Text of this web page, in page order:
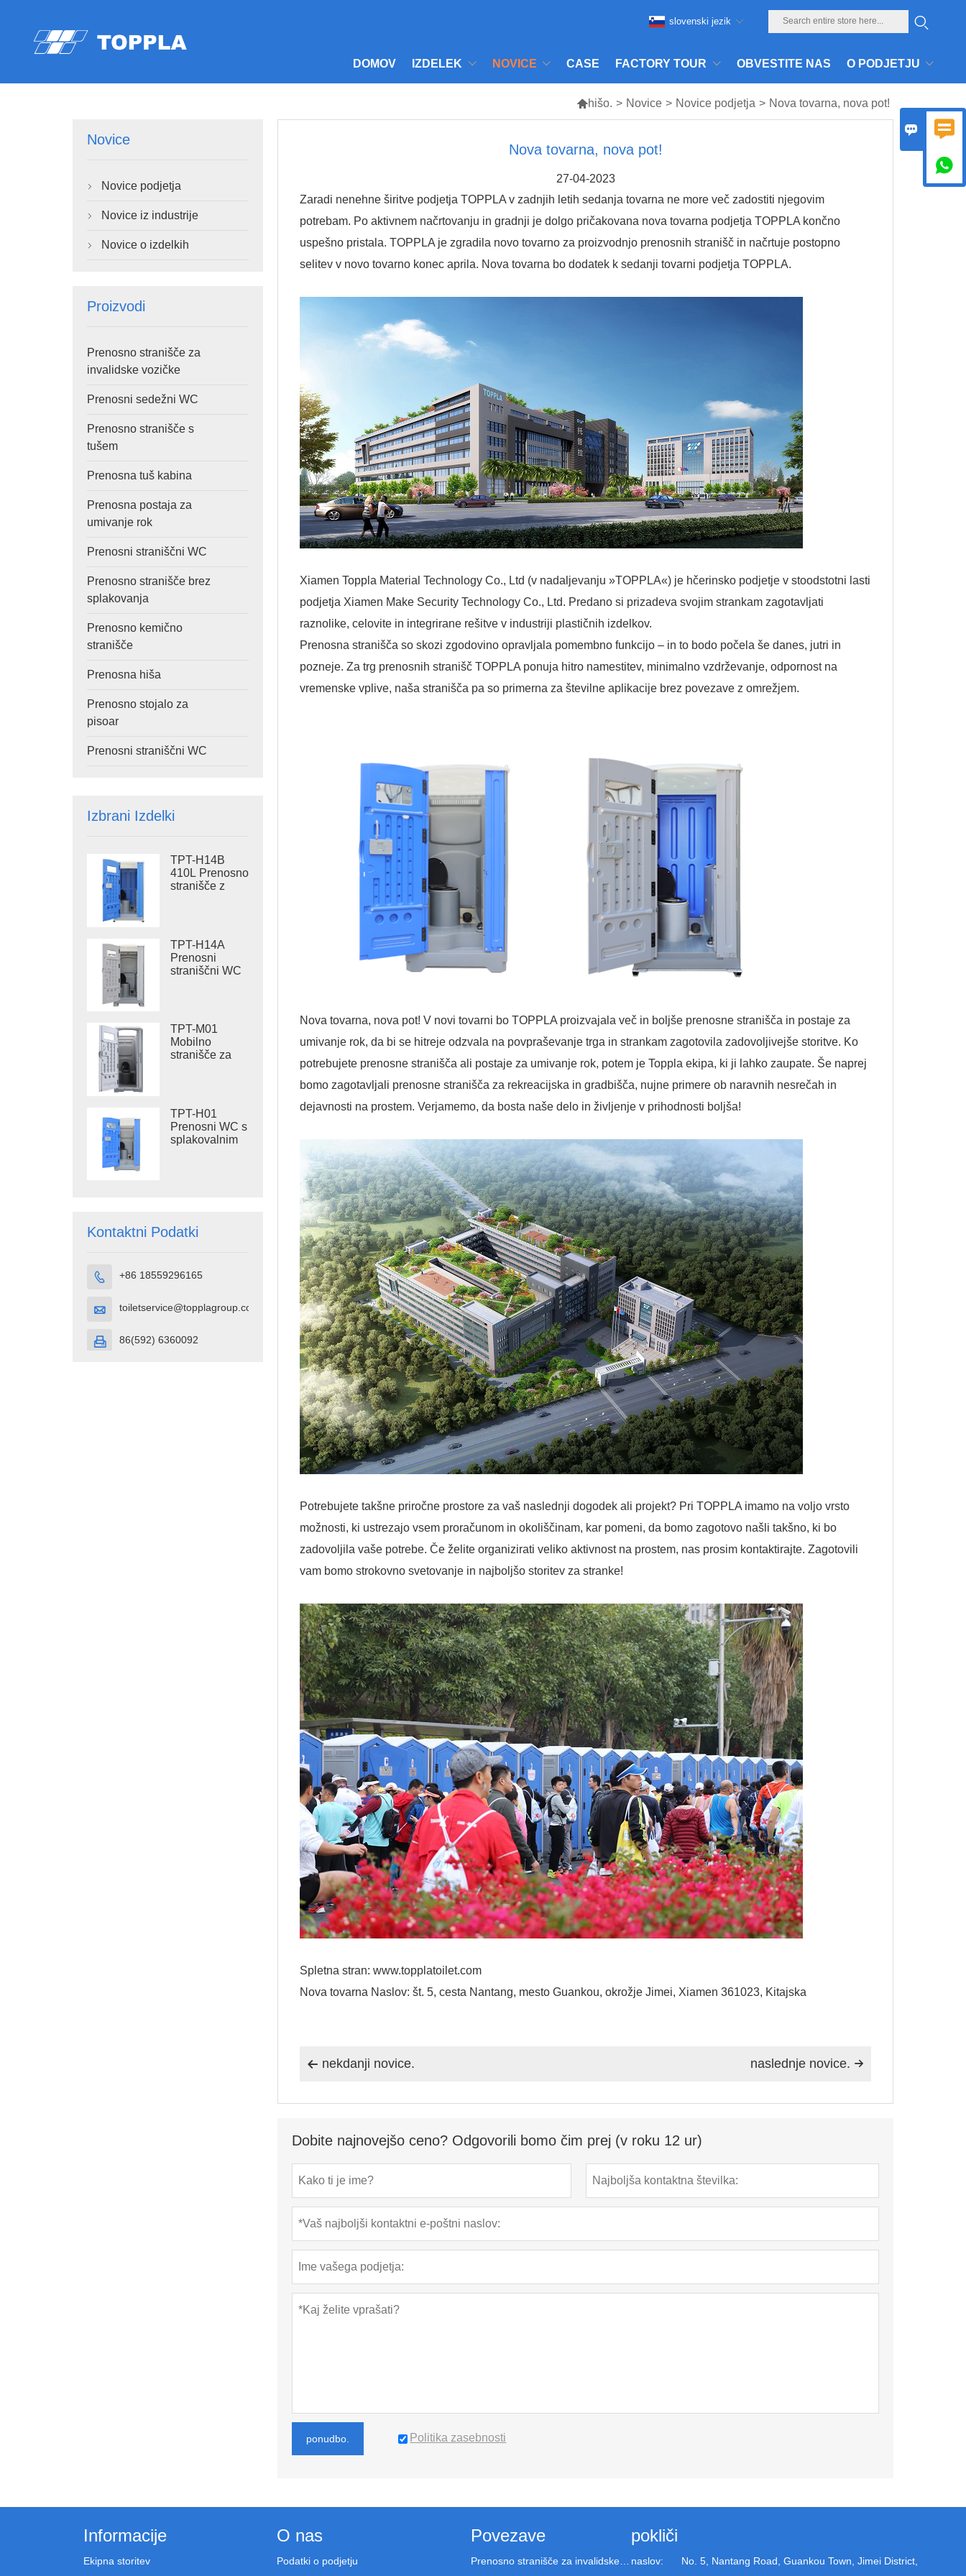
DOMOV IZDELEK NOVICE CASE FACTORY TOUR OBVESTITE NAS O PODJETJU
slovenski jezik
hišo. > Novice > Novice podjetja > Nova tovarna, nova pot!
Novice
 Novice podjetja
 Novice iz industrije
 Novice o izdelkih
Proizvodi
Prenosno stranišče za
invalidske vozičke
Prenosni sedežni WC
Prenosno stranišče s
tušem
Prenosna tuš kabina
Prenosna postaja za
umivanje rok
Prenosni straniščni WC
Prenosno stranišče brez
splakovanja
Prenosno kemično
stranišče
Prenosna hiša
Prenosno stojalo za
pisoar
Prenosni straniščni WC
Izbrani Izdelki
TPT-H14B
410L Prenosno
stranišče z
prenosna
straniščna
školjka
TPT-H14A
Prenosni
straniščni WC
zunanji
plastični WC
TPT-M01
Mobilno
stranišče za
TPT-H01
Prenosni WC s
splakovalnim
Kontaktni Podatki
 +86 18559296165
 toiletservice@topplagroup.com
 86(592) 6360092
Nova tovarna, nova pot!
27-04-2023
Zaradi nenehne širitve podjetja TOPPLA v zadnjih letih sedanja tovarna ne more več zadostiti njegovim
potrebam. Po aktivnem načrtovanju in gradnji je dolgo pričakovana nova tovarna podjetja TOPPLA končno
uspešno pristala. TOPPLA je zgradila novo tovarno za proizvodnjo prenosnih stranišč in načrtuje postopno
selitev v novo tovarno konec aprila. Nova tovarna bo dodatek k sedanji tovarni podjetja TOPPLA.
Xiamen Toppla Material Technology Co., Ltd (v nadaljevanju »TOPPLA«) je hčerinsko podjetje v stoodstotni lasti
podjetja Xiamen Make Security Technology Co., Ltd. Predano si prizadeva svojim strankam zagotavljati
raznolike, celovite in integrirane rešitve v industriji plastičnih izdelkov.
Prenosna stranišča so skozi zgodovino opravljala pomembno funkcijo – in to bodo počela še danes, jutri in
pozneje. Za trg prenosnih stranišč TOPPLA ponuja hitro namestitev, minimalno vzdrževanje, odpornost na
vremenske vplive, naša stranišča pa so primerna za številne aplikacije brez povezave z omrežjem.
Nova tovarna, nova pot! V novi tovarni bo TOPPLA proizvajala več in boljše prenosne stranišča in postaje za
umivanje rok, da bi se hitreje odzvala na povpraševanje trga in strankam zagotovila zadovoljivejše storitve. Ko
potrebujete prenosne stranišča ali postaje za umivanje rok, potem je Toppla ekipa, ki ji lahko zaupate. Še naprej
bomo zagotavljali prenosne stranišča za rekreacijska in gradbišča, nujne primere ob naravnih nesrečah in
dejavnosti na prostem. Verjamemo, da bosta naše delo in življenje v prihodnosti boljša!
Potrebujete takšne priročne prostore za vaš naslednji dogodek ali projekt? Pri TOPPLA imamo na voljo vrsto
možnosti, ki ustrezajo vsem proračunom in okoliščinam, kar pomeni, da bomo zagotovo našli takšno, ki bo
zadovoljila vaše potrebe. Če želite organizirati veliko aktivnost na prostem, nas prosim kontaktirajte. Zagotovili
vam bomo strokovno svetovanje in najboljšo storitev za stranke!
Spletna stran: www.topplatoilet.com
Nova tovarna Naslov: št. 5, cesta Nantang, mesto Guankou, okrožje Jimei, Xiamen 361023, Kitajska
 nekdanji novice. 
naslednje novice.
Dobite najnovejšo ceno? Odgovorili bomo čim prej (v roku 12 ur)
ponudbo. Politika zasebnosti
pokliči
naslov: No. 5, Nantang Road, Guankou Town, Jimei District,
Informacije
Ekipna storitev
O nas
Podatki o podjetju
Povezave
 
